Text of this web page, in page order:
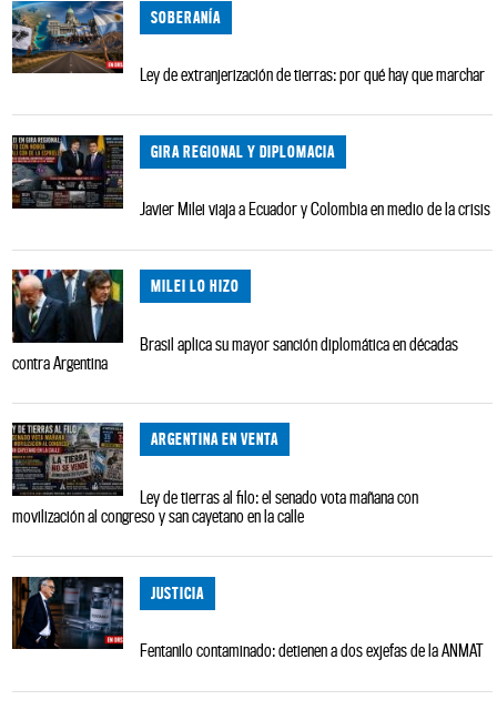
SOBERANÍA
Ley de extranjerización de tierras: por qué hay que marchar
GIRA REGIONAL Y DIPLOMACIA
Javier Milei viaja a Ecuador y Colombia en medio de la crisis
MILEI LO HIZO
Brasil aplica su mayor sanción diplomática en décadas
contra Argentina
ARGENTINA EN VENTA
Ley de tierras al filo: el senado vota mañana con
movilización al congreso y san cayetano en la calle
JUSTICIA
Fentanilo contaminado: detienen a dos exjefas de la ANMAT